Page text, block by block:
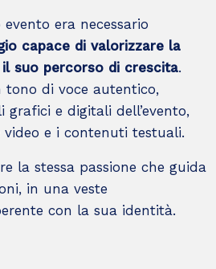
era necessario
capace di valorizzare la
il suo percorso di crescita.
di voce autentico,
e digitali dell’evento,
e i contenuti testuali.
la stessa passione che guida
in una veste
con la sua identità.